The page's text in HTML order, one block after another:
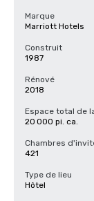
Marque
Marriott Hotels
Construit
1987
Rénové
2018
Espace total de
20 000 pi. ca.
Chambres
421
Type de lieu
Hôtel